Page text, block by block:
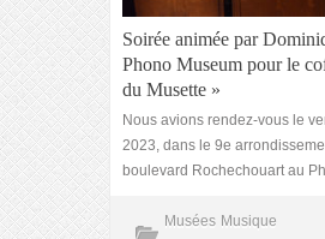
Soirée animée par
Phono Museum pour le
du Musette »
Nous avions rendez-vous le
2023, dans le 9e
boulevard Rochechouart au
Musées Musique